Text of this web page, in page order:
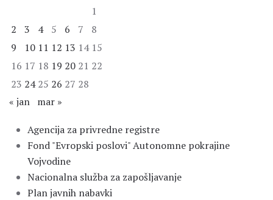
1
2
3 4 5 6 7
8
9
10 11 12 13 14 15
16 17 18 19 20 21 22
23 24 25 26 27 28
« jan mar »
Agencija za privredne registre
Fond "Evropski poslovi" Autonomne pokrajine
Vojvodine
Nacionalna služba za zapošljavanje
Plan javnih nabavki